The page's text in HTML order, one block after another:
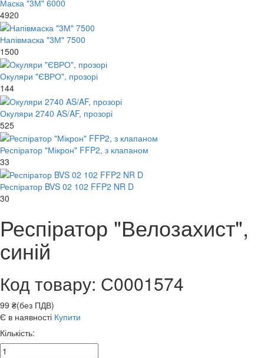
Маска "3М" 6000
4920
Напівмаска "3М" 7500
1500
Окуляри "ЄВРО", прозорі
144
Окуляри 2740 AS/AF, прозорі
525
Респіратор "Мікрон" FFP2, з клапаном
33
Респіратор BVS 02 102 FFP2 NR D
30
Респіратор "Велозахист",
синій
Код товару: С0001574
99 ₴(без ПДВ)
Є в наявності Купити
Кількість: